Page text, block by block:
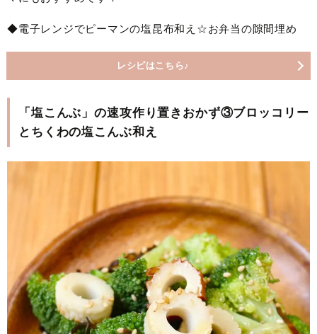
◆電子レンジでピーマンの塩昆布和え☆お弁当の隙間埋め
レシピはこちら♪
「塩こんぶ」の速攻作り置きおかず③ブロッコリー
とちくわの塩こんぶ和え